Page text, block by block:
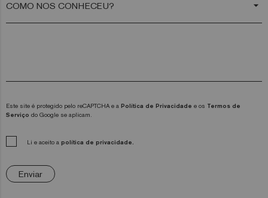
arrow_drop_down
Este site é protegido pelo reCAPTCHA e a Política de Privacidade e os Termos de
Serviço do Google se aplicam.
Li e aceito a política de privacidade.
Enviar